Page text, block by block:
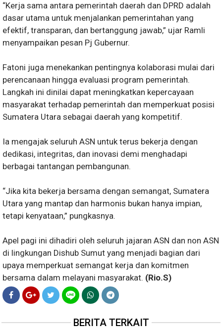
“Kerja sama antara pemerintah daerah dan DPRD adalah
dasar utama untuk menjalankan pemerintahan yang
efektif, transparan, dan bertanggung jawab,” ujar Ramli
menyampaikan pesan Pj Gubernur.
Fatoni juga menekankan pentingnya kolaborasi mulai dari
perencanaan hingga evaluasi program pemerintah.
Langkah ini dinilai dapat meningkatkan kepercayaan
masyarakat terhadap pemerintah dan memperkuat posisi
Sumatera Utara sebagai daerah yang kompetitif.
Ia mengajak seluruh ASN untuk terus bekerja dengan
dedikasi, integritas, dan inovasi demi menghadapi
berbagai tantangan pembangunan.
“Jika kita bekerja bersama dengan semangat, Sumatera
Utara yang mantap dan harmonis bukan hanya impian,
tetapi kenyataan,” pungkasnya.
Apel pagi ini dihadiri oleh seluruh jajaran ASN dan non ASN
di lingkungan Dishub Sumut yang menjadi bagian dari
upaya memperkuat semangat kerja dan komitmen
bersama dalam melayani masyarakat. (Rio.S)
BERITA TERKAIT